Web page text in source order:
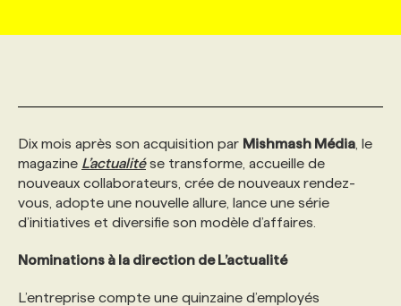
AFFAIRES DE L'INDUSTRIE
INITIATIVES NUMÉRIQUES
PRIX ET DISTINCTIONS
WEB & MÉDIAS SOCIAUX
MARKETING DURABLE
GEO/SEO
INFOLETTRE PUBLICITÉ
ANNONCEZ AVEC NOUS
CONSULTER LA CVTHÈQUE
PROFIL ENTREPRISE
FAQ
VOIR LES OFFRES
PROFIL CANDIDAT
FAQ
ANNONCEZ AVEC NOUS
NOS FORMATIONS EN LIGNE
NOS PARCOURS DE FORMATIONS
FORMATIONS PERSONNALISÉES
CHASSE DE TÊTE
SERVICE DE CHASSE DE TÊTE
NOS TARIFS
Dix mois après son acquisition par Mishmash Média , le
magazine L’actualitése transforme, accueille de
nouveaux collaborateurs, crée de nouveaux rendez-
vous, adopte une nouvelle allure, lance une série
d’initiatives et diversifie son modèle d’affaires.
Nominations à la direction de L’actualité
L’entreprise compte une quinzaine d’employés